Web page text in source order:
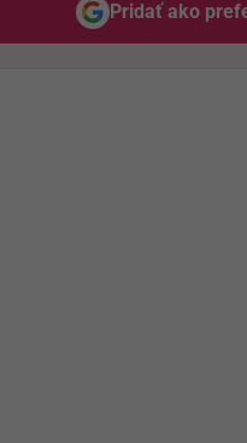
Pridať ako